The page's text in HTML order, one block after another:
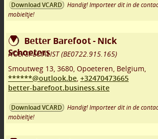
Download VCARD
Handig! Importeer dit in de
mobieltje!
Better Barefoot - Nick
Schoeters
HOEFSPECIALIST (BE0722.915.165)
Smoutweg 13, 3680, Opoeteren, Belgium,
******@outlook.be, +32470473665
better-barefoot.business.site
Download VCARD
Handig! Importeer dit in de
mobieltje!